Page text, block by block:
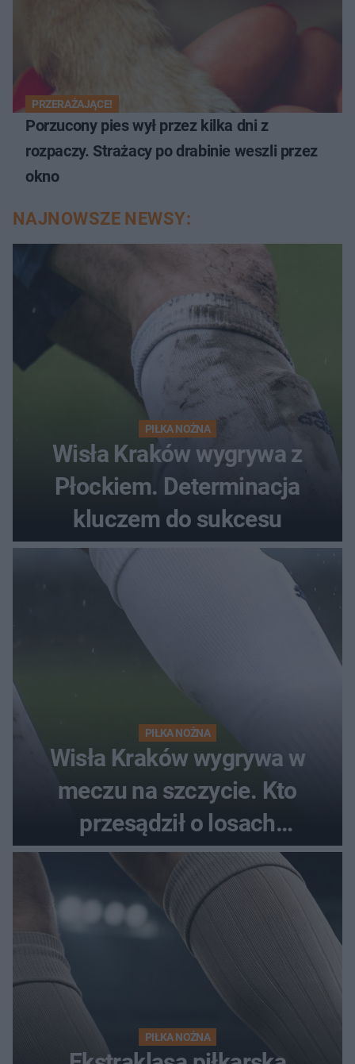
PRZERAŻAJĄCE!
Porzucony pies wył przez kilka dni z
rozpaczy. Strażacy po drabinie weszli przez
okno
NAJNOWSZE NEWSY:
PIŁKA NOŻNA
Wisła Kraków wygrywa z
Płockiem. Determinacja
kluczem do sukcesu
PIŁKA NOŻNA
Wisła Kraków wygrywa w
meczu na szczycie. Kto
przesądził o losach
spotkania?
PIŁKA NOŻNA